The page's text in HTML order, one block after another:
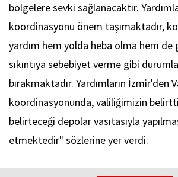
bölgelere sevki sağlanacaktır.
koordinasyonu önem taşımaktadır,
yardım hem yolda heba olma hem
sıkıntıya sebebiyet verme gibi
bırakmaktadır. Yardımların İzmir'den
koordinasyonunda, valiliğimizin
belirteceği depolar vasıtasıyla
etmektedir" sözlerine yer verdi.